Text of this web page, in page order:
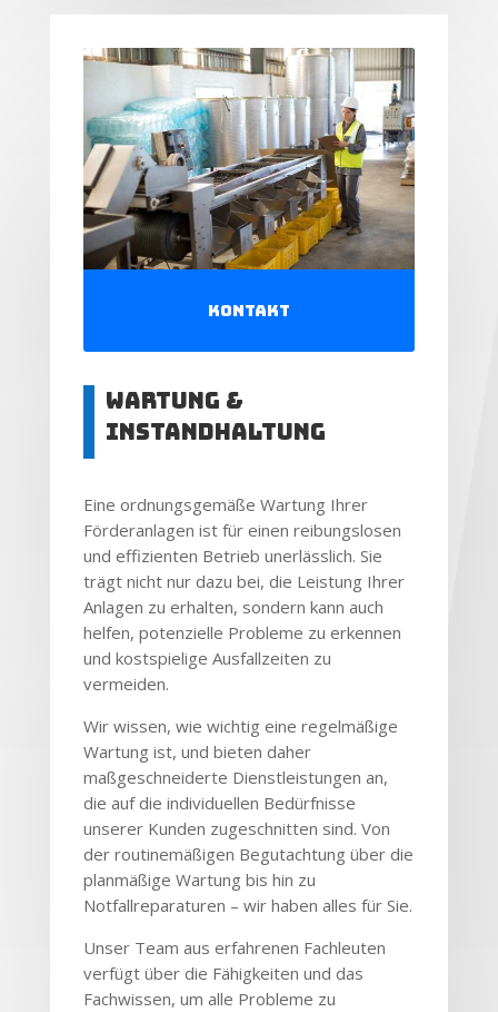
Kontakt
Wartung &
Instandhaltung
Eine ordnungsgemäße Wartung Ihrer
Förderanlagen ist für einen reibungslosen
und effizienten Betrieb unerlässlich. Sie
trägt nicht nur dazu bei, die Leistung Ihrer
Anlagen zu erhalten, sondern kann auch
helfen, potenzielle Probleme zu erkennen
und kostspielige Ausfallzeiten zu
vermeiden.
Wir wissen, wie wichtig eine regelmäßige
Wartung ist, und bieten daher
maßgeschneiderte Dienstleistungen an,
die auf die individuellen Bedürfnisse
unserer Kunden zugeschnitten sind. Von
der routinemäßigen Begutachtung über die
planmäßige Wartung bis hin zu
Notfallreparaturen – wir haben alles für Sie.
Unser Team aus erfahrenen Fachleuten
verfügt über die Fähigkeiten und das
Fachwissen, um alle Probleme zu